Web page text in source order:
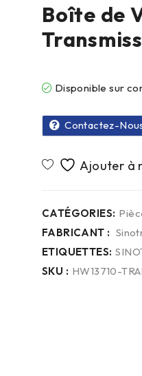
Boîte de
Disponible sur
Contactez-
CATÉGORIES:
FABRICANT :
ETIQUETTES:
SKU : HW13710-